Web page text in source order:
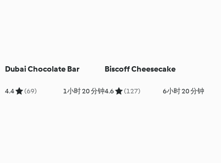
Dubai Chocolate Bar
4.4 (69) 1小时 20 分钟
Biscoff Cheesecake
4.6 (127) 6小时 20 分钟